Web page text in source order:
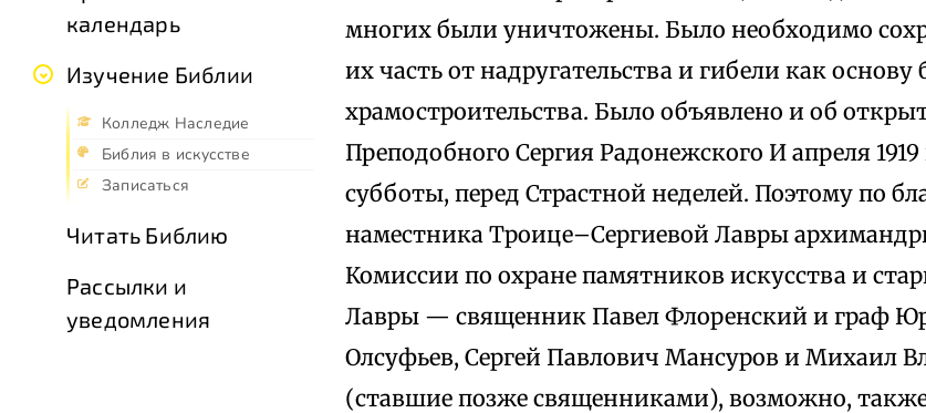
календарь
Изучение Библии
Колледж Наследие
Библия в искусстве
Записаться
Читать Библию
Рассылки и
уведомления
многих были уничтожены. Было необходимо
их часть от надругательства и гибели как основу
храмостроительства. Было объявлено и об
Преподобного Сергия Радонежского И апреля
субботы, перед Страстной неделей. Поэтому по
наместника Троице–Сергиевой Лавры
Комиссии по охране памятников искусства и
Лавры — священник Павел Флоренский и граф
Олсуфьев, Сергей Павлович Мансуров и Михаил
(ставшие позже священниками), возможно,